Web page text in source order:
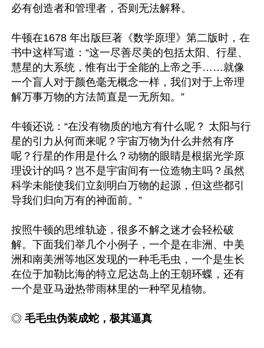
必有创造者和管理者，否则无法解释。
牛顿在1678 年出版巨著《数学原理》第二版时，在
书中这样写道：“这一尽善尽美的包括太阳、行星、
慧星的大系统，惟有出于全能的上帝之手……就像
一个盲人对于颜色毫无概念一样，我们对于上帝理
解万事万物的方法简直是一无所知。”
牛顿还说：“在没有物质的地方有什么呢？ 太阳与行
星的引力从何而来呢？宇宙万物为什么井然有序
呢？行星的作用是什么？动物的眼睛是根据光学原
理设计的吗？岂不是宇宙间有一位造物主吗？虽然
科学未能使我们立刻明白万物的起源，但这些都引
导我们归向万有的神面前。”
按照牛顿的思维轨迹，很多不解之迷才会轻松破
解。下面我们举几个小例子，一个是在非洲、中美
洲和南美洲等地区发现的一种毛毛虫，一个是生长
在位于加勒比海的特立尼达岛上的王朝环蝶，还有
一个是亚马逊热带雨林里的一种罕见植物。
◎ 毛毛虫伪装成蛇，极其逼真